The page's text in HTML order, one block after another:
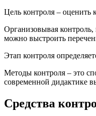
Цель контроля – оценить
Организовывая контроль,
можно выстроить
Этап контроля
Методы контроля – это
современной дидактике
Средства